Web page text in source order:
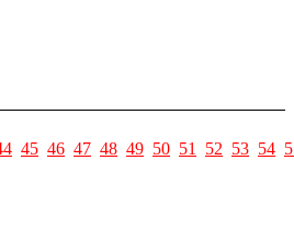
45 46 47 48 49 50 51 52 53 54